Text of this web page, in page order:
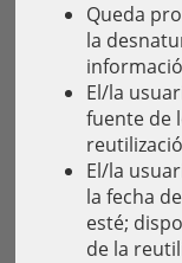
Queda
la
El/la
fuente de
El/la
la fecha
esté;
de la